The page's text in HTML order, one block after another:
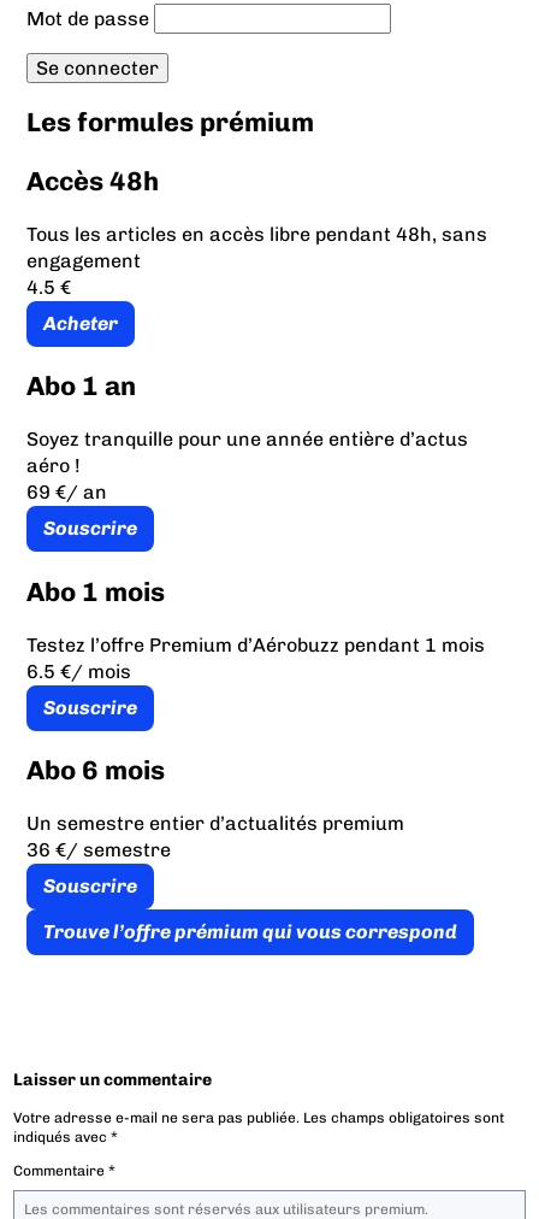
Mot de passe
Les formules prémium
Accès 48h
Tous les articles en accès libre pendant 48h, sans
engagement
4.5 €
Acheter
Abo 1 an
Soyez tranquille pour une année entière d’actus
aéro !
69 €/ an
Souscrire
Abo 1 mois
Testez l’offre Premium d’Aérobuzz pendant 1 mois
6.5 €/ mois
Souscrire
Abo 6 mois
Un semestre entier d’actualités premium
36 €/ semestre
Souscrire
Trouve l’offre prémium qui vous correspond
Laisser un commentaire
Votre adresse e-mail ne sera pas publiée. Les champs obligatoires sont
indiqués avec*
Commentaire*